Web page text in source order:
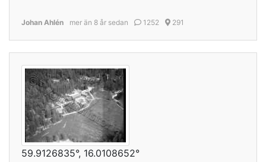
Johan Ahlén mer än 8 år sedan 1252 291
59.9126835°, 16.0108652°